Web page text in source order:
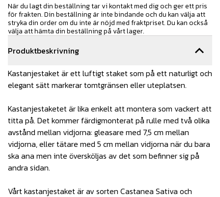
Produktbeskrivning
Kastanjestaket är ett luftigt staket som på ett naturligt och
elegant sätt markerar tomtgränsen eller uteplatsen.
Kastanjestaketet är lika enkelt att montera som vackert att
titta på. Det kommer färdigmonterat på rulle med två olika
avstånd mellan vidjorna: gleasare med 7,5 cm mellan
vidjorna, eller tätare med 5 cm mellan vidjorna när du bara
ska ana men inte översköljas av det som befinner sig på
andra sidan.
Vårt kastanjestaket är av sorten Castanea Sativa och
När du lagt din beställning tar vi kontakt med dig och ger ett pris
för frakten. Din beställning är inte bindande och du kan välja att
stryka din order om du inte är nöjd med fraktpriset. Du kan också
välja att hämta din beställning på vårt lager.